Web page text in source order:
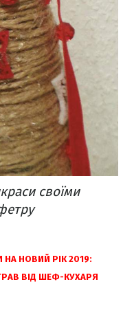
своїми
НОВИЙ РІК 2019:
ВІД ШЕФ-КУХАРЯ